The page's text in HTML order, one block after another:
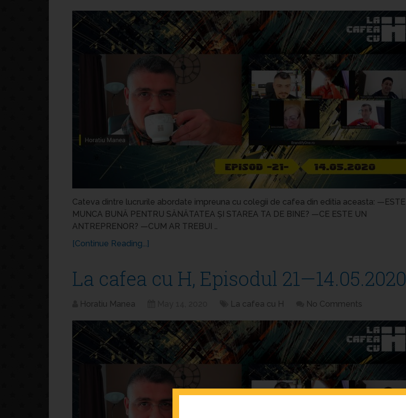
Cateva dintre lucrurile abordate impreuna cu colegii de cafea din editia aceasta: —ESTE
MUNCA BUNĂ PENTRU SĂNĂTATEA ȘI STAREA TA DE BINE? —CE ESTE UN
ANTREPRENOR? —CUM AR TREBUI …
[Continue Reading...]
La cafea cu H, Episodul 21—14.05.2020
Horatiu Manea La cafea cu H No Comments